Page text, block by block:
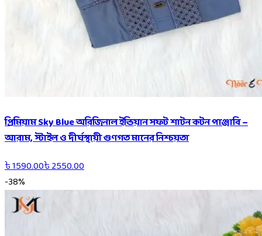
প্রিমিয়াম Sky Blue অরিজিনাল ইন্ডিয়ান সফট শাটন কটন পাঞ্জাবি –
আরাম, স্টাইল ও দীর্ঘস্থায়ী গুণগত মানের নিশ্চয়তা
৳1590.00৳2550.00
-38%